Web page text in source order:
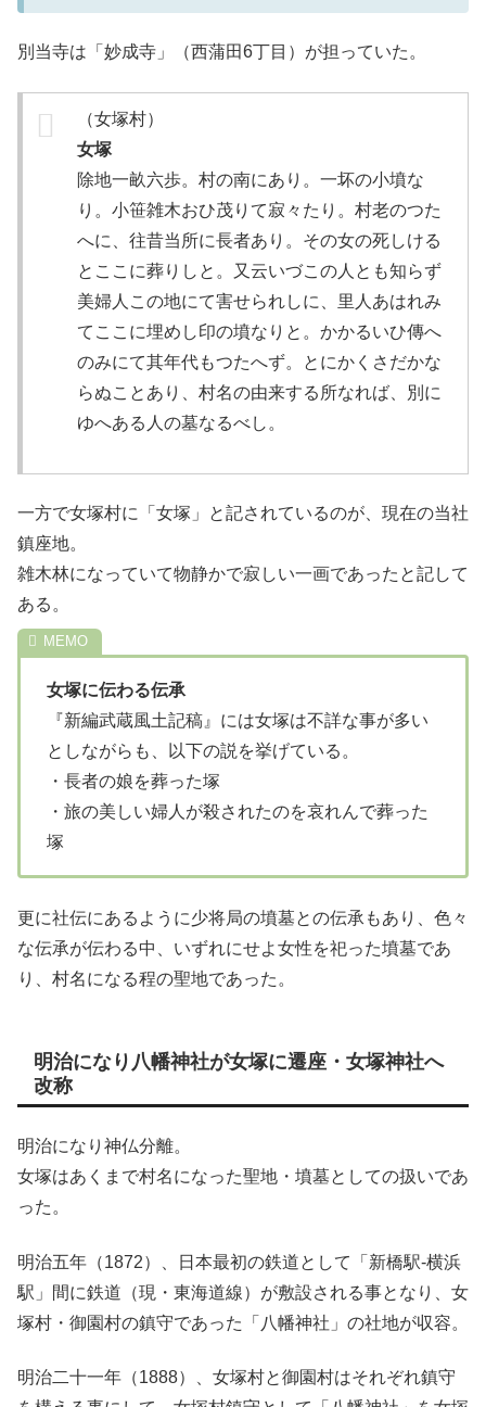
別当寺は「妙成寺」（西蒲田6丁目）が担っていた。
（女塚村）
女塚
除地一畝六歩。村の南にあり。一坏の小墳な
り。小笹雑木おひ茂りて寂々たり。村老のつた
へに、往昔当所に長者あり。その女の死しける
とここに葬りしと。又云いづこの人とも知らず
美婦人この地にて害せられしに、里人あはれみ
てここに埋めし印の墳なりと。かかるいひ傳へ
のみにて其年代もつたへず。とにかくさだかな
らぬことあり、村名の由来する所なれば、別に
ゆへある人の墓なるべし。
一方で女塚村に「女塚」と記されているのが、現在の当社
鎮座地。
雑木林になっていて物静かで寂しい一画であったと記して
ある。
女塚に伝わる伝承
『新編武蔵風土記稿』には女塚は不詳な事が多い
としながらも、以下の説を挙げている。
・長者の娘を葬った塚
・旅の美しい婦人が殺されたのを哀れんで葬った
塚
更に社伝にあるように少将局の墳墓との伝承もあり、色々
な伝承が伝わる中、いずれにせよ女性を祀った墳墓であ
り、村名になる程の聖地であった。
明治になり八幡神社が女塚に遷座・女塚神社へ
改称
明治になり神仏分離。
女塚はあくまで村名になった聖地・墳墓としての扱いであ
った。
明治五年（1872）、日本最初の鉄道として「新橋駅-横浜
駅」間に鉄道（現・東海道線）が敷設される事となり、女
塚村・御園村の鎮守であった「八幡神社」の社地が収容。
明治二十一年（1888）、女塚村と御園村はそれぞれ鎮守